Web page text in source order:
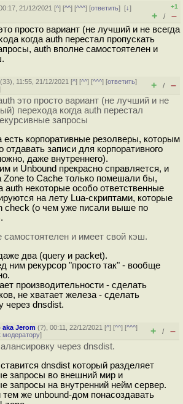
21/12/2021 [^] [^^] [^^^] [ответить][↓]
+1
+ / –
просто вариант (не лучший и не всегда
когда auth перестал пропускать
auth вполне самостоятелен и
(33), 11:55, 21/12/2021 [^] [^^] [^^^] [ответить]
+ / –
это просто вариант (не лучший и не
перехода когда auth перестал
запросы
есть корпоративные резолверы, которым
отдавать записи для корпоративного
даже внутреннего).
и Unbound прекрасно справляется, и
Zone to Cache только помешали бы,
auth некоторые особо ответственные
на лету Lua-скриптами, которые
check (о чем уже писали выше по
самостоятелен и имеет свой кэш.
два (query и packet).
ним рекурсор "просто так" - вообще
производительности - сделать
не хватает железа - сделать
через dnsdist.
aka Jerom (?), 00:11, 22/12/2021 [^] [^^] [^^^]
модератору] + / –
через dnsdist.
dnsdist который разделяет
запросы во внешний мир и
запросы на внутренний нейм сервер.
же unbound-дом понасоздавать